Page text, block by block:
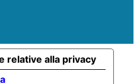
relative alla privacy